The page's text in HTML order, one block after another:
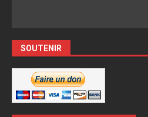
SOUTENIR